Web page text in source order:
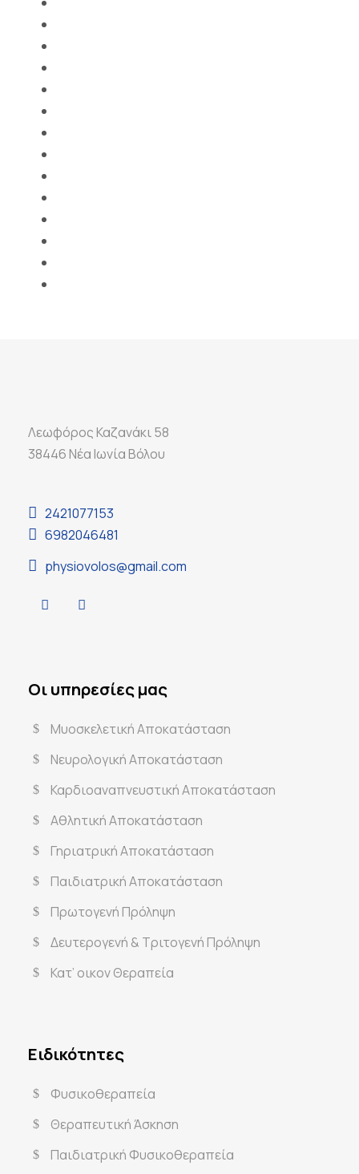
Λεωφόρος Καζανάκι 58
38446 Νέα Ιωνία Βόλου
2421077153
6982046481
physiovolos@gmail.com
Οι υπηρεσίες μας
Μυοσκελετική Αποκατάσταση
Νευρολογική Αποκατάσταση
Καρδιοαναπνευστική Αποκατάσταση
Αθλητική Αποκατάσταση
Γηριατρική Αποκατάσταση
Παιδιατρική Αποκατάσταση
Πρωτογενή Πρόληψη
Δευτερογενή & Τριτογενή Πρόληψη
Κατ’ οικον Θεραπεία
Ειδικότητες
Φυσικοθεραπεία
Θεραπευτική Άσκηση
Παιδιατρική Φυσικοθεραπεία